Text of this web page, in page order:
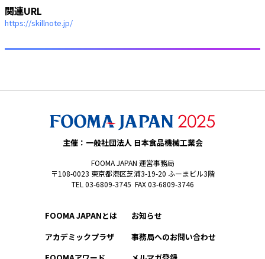
関連URL
https://skillnote.jp/
主催：一般社団法人 日本食品機械工業会
FOOMA JAPAN 運営事務局
〒108-0023 東京都港区芝浦3-19-20 ふーまビル3階
TEL 03-6809-3745 FAX 03-6809-3746
FOOMA JAPANとは
アカデミックプラザ
お知らせ
事務局へのお問い合わせ